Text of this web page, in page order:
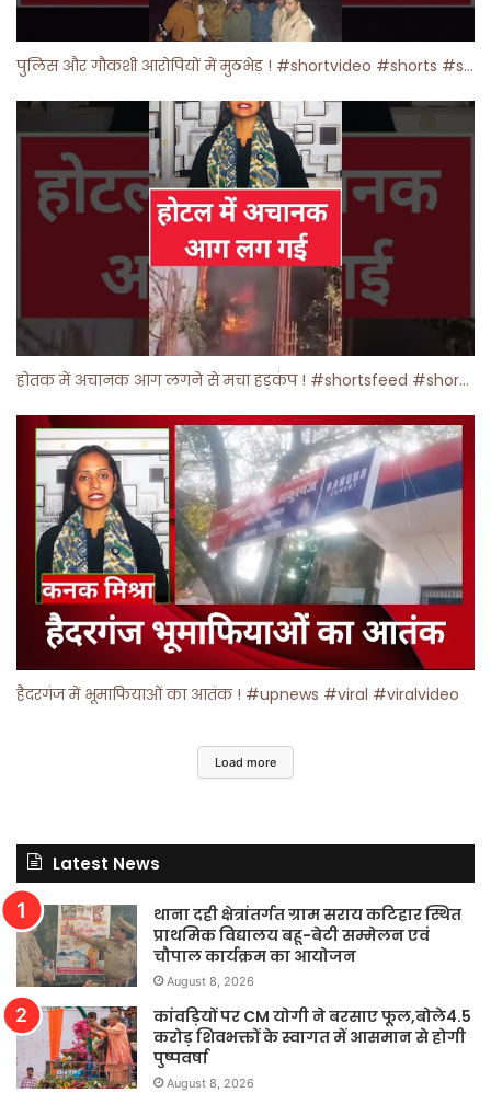
पुलिस और गौकशी आरोपियों में मुठभेड़ ! #shortvideo #shorts #shortsfeed
होतक में अचानक आग लगने से मचा हड़कंप ! #shortsfeed #shorts #viralshorts
हैदरगंज में भूमाफियाओं का आतंक ! #upnews #viral #viralvideo
Load more
Latest News
थाना दही क्षेत्रांतर्गत ग्राम सराय कटिहार स्थित
प्राथमिक विद्यालय बहू-बेटी सम्मेलन एवं
चौपाल कार्यक्रम का आयोजन
August 8, 2026
कांवड़ियों पर CM योगी ने बरसाए फूल,बोले4.5
करोड़ शिवभक्तों के स्वागत में आसमान से होगी
पुष्पवर्षा
August 8, 2026